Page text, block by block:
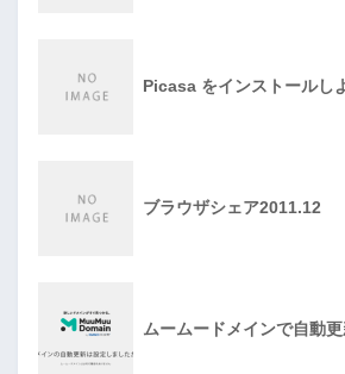
Picasa をインストールし
ブラウザシェア2011.12
ムームードメインで自動